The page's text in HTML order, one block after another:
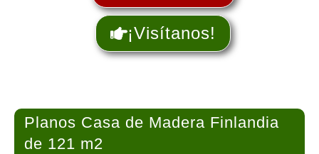
¡Visítanos!
Planos Casa de Madera Finlandia
de 121 m2